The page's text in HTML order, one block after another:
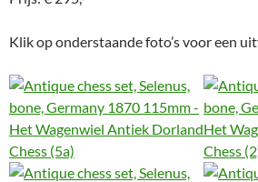
Klik op onderstaande foto’s voor een